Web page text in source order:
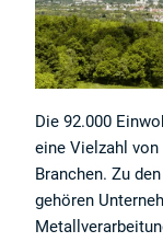
Die 92.000
eine Vielzahl
Branchen. Zu
gehören